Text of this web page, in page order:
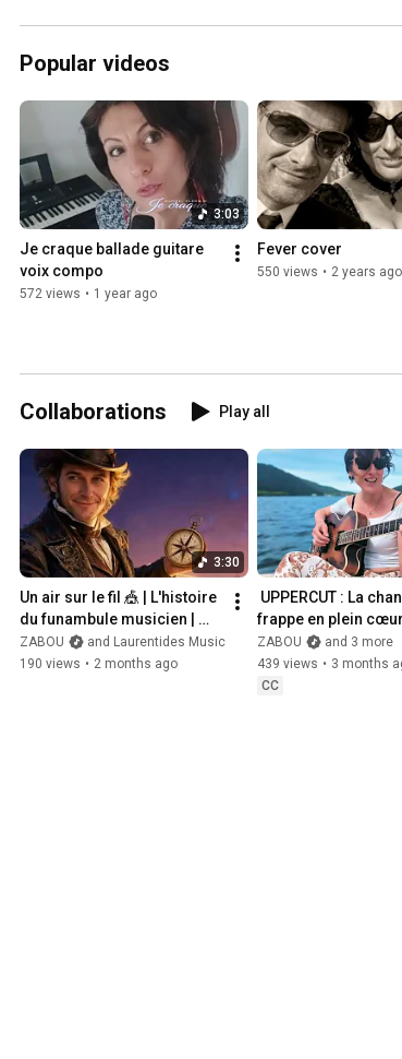
Popular videos
3:03
Je craque ballade guitare
voix compo
572 views • 1 year ago
550 views • 2 years ago
Collaborations Play all
3:30
Un air sur le fil 🎪 | L'histoire
du funambule musicien |
Clip Animation | Zabou
MaZic
ZABOU
and Laurentides Music
190 views • 2 months ago
UPPERCUT : La
frappe en plein
Jazz Français |
MaZic
ZABOU
and 3 more
439 views • 3 months
CC